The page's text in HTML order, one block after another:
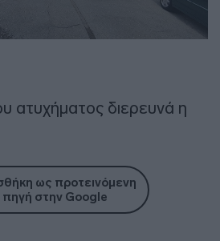
ατυχήματος διερευνά η
ως προτεινόμενη
πηγή στην Google